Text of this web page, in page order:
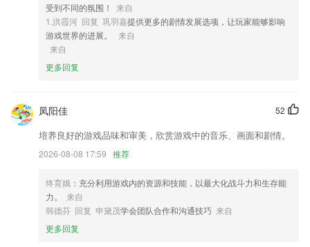
6,患者管理：医生可以对患者进行标记和备注，方便管理和记忆。
双彩网app软件大全软件优势
1.·利用碎片化的时间巩固专业知识
2.软件这里的各种学习资源都是现代职场中的白领们需要的，还可以根据
3.·提供的题库涵盖了所有的考试重点，便于实时沟通
4.这里的课程都是由优质的教师进行课程讲解，确保学生能够学习重要的
5.教育资讯，后台会实时的来更新最新的教育信息，让孩子也可以掌握最
6.知识学习，智力开发，止啼哄睡，应有尽有，习惯培养，性格养成！
双彩网app软件大全更新了什么?
受到不同的氛围！
来自
1.洪霞河 回复 巩羽嘉提供更多的剧情发展选项，让玩家能够影响
游戏世界的进展。
来自
来自
更多回复
52
凤阳佳
培养良好的游戏品味和审美，欣赏游戏中的音乐、画面和剧情。
2026-08-08 17:59 推荐
终育娥 ：充分利用游戏内的资源和技能，以最大化战斗力和生存能
力。
来自
韩德芬 回复 申黛茂学会团队合作和沟通技巧 来自
更多回复